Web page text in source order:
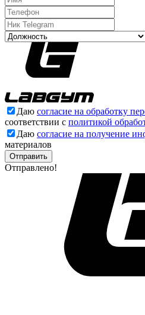
Даю согласие на обработку
соответствии с политикой
Даю согласие на получение
материалов
Отправлено!